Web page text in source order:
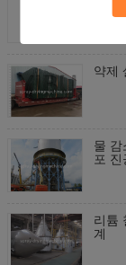
약제
물
포 진
리튬
계